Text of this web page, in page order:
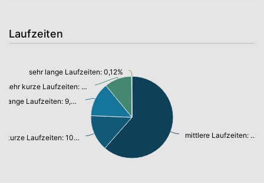
Laufzeiten
mittlere Laufzeiten: 44,85%
kurze Laufzeiten: 10,36%
lange Laufzeiten: 9,81%
sehr kurze Laufzeiten: 7,85%
sehr lange Laufzeiten: 0,12%